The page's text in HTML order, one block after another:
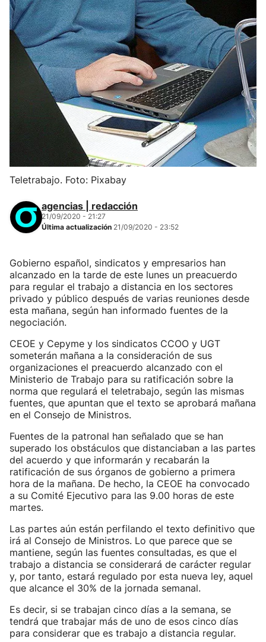
Teletrabajo. Foto: Pixabay
agencias | redacción
21/09/2020 - 21:27
Última actualización 21/09/2020 - 23:52
Gobierno español, sindicatos y empresarios han
alcanzado en la tarde de este lunes un preacuerdo
para regular el trabajo a distancia en los sectores
privado y público después de varias reuniones desde
esta mañana, según han informado fuentes de la
negociación.
CEOE y Cepyme y los sindicatos CCOO y UGT
someterán mañana a la consideración de sus
organizaciones el preacuerdo alcanzado con el
Ministerio de Trabajo para su ratificación sobre la
norma que regulará el teletrabajo, según las mismas
fuentes, que apuntan que el texto se aprobará mañana
en el Consejo de Ministros.
Fuentes de la patronal han señalado que se han
superado los obstáculos que distanciaban a las partes
del acuerdo y que informarán y recabarán la
ratificación de sus órganos de gobierno a primera
hora de la mañana. De hecho, la CEOE ha convocado
a su Comité Ejecutivo para las 9.00 horas de este
martes.
Las partes aún están perfilando el texto definitivo que
irá al Consejo de Ministros. Lo que parece que se
mantiene, según las fuentes consultadas, es que el
trabajo a distancia se considerará de carácter regular
y, por tanto, estará regulado por esta nueva ley, aquel
que alcance el 30% de la jornada semanal.
Es decir, si se trabajan cinco días a la semana, se
tendrá que trabajar más de uno de esos cinco días
para considerar que es trabajo a distancia regular.